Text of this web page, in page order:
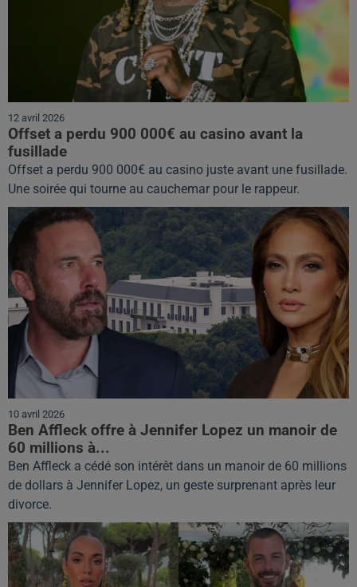
12 avril 2026
Offset a perdu 900 000€ au casino avant la
fusillade
Offset a perdu 900 000€ au casino juste avant une fusillade.
Une soirée qui tourne au cauchemar pour le rappeur.
10 avril 2026
Ben Affleck offre à Jennifer Lopez un manoir de
60 millions à...
Ben Affleck a cédé son intérêt dans un manoir de 60 millions
de dollars à Jennifer Lopez, un geste surprenant après leur
divorce.